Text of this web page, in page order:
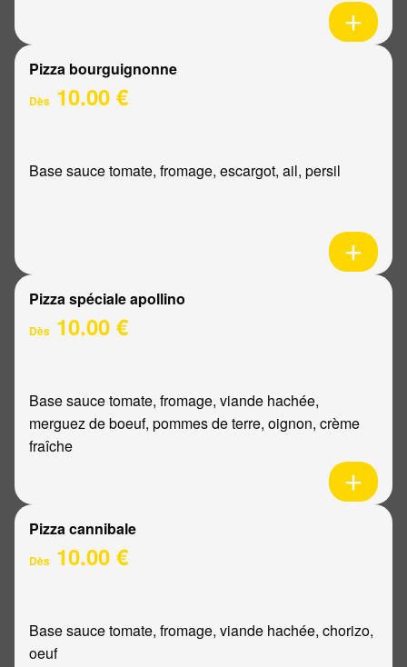
Pizza bourguignonne
Dès 10.00 €
Base sauce tomate, fromage, escargot, ail, persil
Pizza spéciale apollino
Dès 10.00 €
Base sauce tomate, fromage, viande hachée,
merguez de boeuf, pommes de terre, oignon, crème
fraîche
Pizza cannibale
Dès 10.00 €
Base sauce tomate, fromage, viande hachée, chorizo,
oeuf